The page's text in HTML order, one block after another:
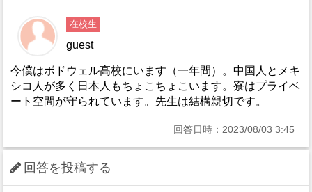
在校生
guest
今僕はボドウェル高校にいます（一年間）。中国人とメキ
シコ人が多く日本人もちょこちょこいます。寮はプライベ
ート空間が守られています。先生は結構親切です。
回答日時：2023/08/03 3:45
回答を投稿する